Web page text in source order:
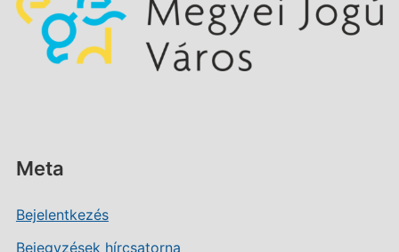
Meta
Bejelentkezés
Bejegyzések hírcsatorna